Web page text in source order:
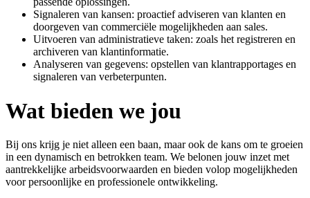
Signaleren van kansen: proactief adviseren van klanten en
doorgeven van commerciële mogelijkheden aan sales.
Uitvoeren van administratieve taken: zoals het registreren en
archiveren van klantinformatie.
Analyseren van gegevens: opstellen van klantrapportages en
signaleren van verbeterpunten.
Wat bieden we jou
Bij ons krijg je niet alleen een baan, maar ook de kans om te groeien
in een dynamisch en betrokken team. We belonen jouw inzet met
aantrekkelijke arbeidsvoorwaarden en bieden volop mogelijkheden
voor persoonlijke en professionele ontwikkeling.